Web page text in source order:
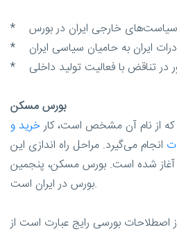
سیاست‌های خارجی ایران در بورس
ایران به حامیان سیاسی ایران
در تناقض با فعالیت تولید داخلی
بورس مسکن
از نام آن مشخص است، کارخرید و
انجام می‌گیرد. مراحل راه اندازی این
۱۳۹۹ در ایران آغاز شده است. بورس مسکن، پنجمین
بورس در ایران است.